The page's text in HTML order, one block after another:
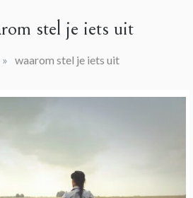
stel je iets uit
» waarom stel je iets uit